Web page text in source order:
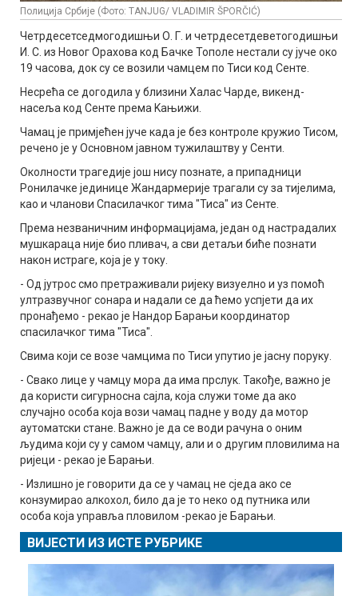
Полиција Србије (Фото: TANJUG/ VLADIMIR ŠPORČIĆ)
Четрдесетседмогодишњи О. Г. и четрдесетдеветогодишњи
И. С. из Новог Орахова код Бачке Тополе нестали су јуче око
19 часова, док су се возили чамцем по Тиси код Сенте.
Несрећа се догодила у близини Халас Чарде, викенд-
насеља код Сенте према Kањижи.
Чамац је примјећен јуче када је без контроле кружио Тисом,
речено је у Основном јавном тужилаштву у Сенти.
Околности трагедије још нису познате, а припадници
Ронилачке јединице Жандармерије трагали су за тијелима,
као и чланови Спасилачког тима "Тиса" из Сенте.
Према незваничним информацијама, један од настрадалих
мушкараца није био пливач, а сви детаљи биће познати
након истраге, која је у току.
- Од јутрос смо претраживали ријеку визуелно и уз помоћ
ултразвучног сонара и надали се да ћемо успјети да их
пронађемо - рекао је Нандор Барањи координатор
спасилачког тима "Тиса".
Свима који се возе чамцима по Тиси упутио је јасну поруку.
- Свако лице у чамцу мора да има прслук. Такође, важно је
да користи сигурносна сајла, која служи томе да ако
случајно особа која вози чамац падне у воду да мотор
аутоматски стане. Важно је да се води рачуна о оним
људима који су у самом чамцу, али и о другим пловилима на
ријеци - рекао је Барањи.
- Излишно је говорити да се у чамац не сједа ако се
конзумирао алкохол, било да је то неко од путника или
особа која управља пловилом -рекао је Барањи.
ВИЈЕСТИ ИЗ ИСТЕ РУБРИКЕ